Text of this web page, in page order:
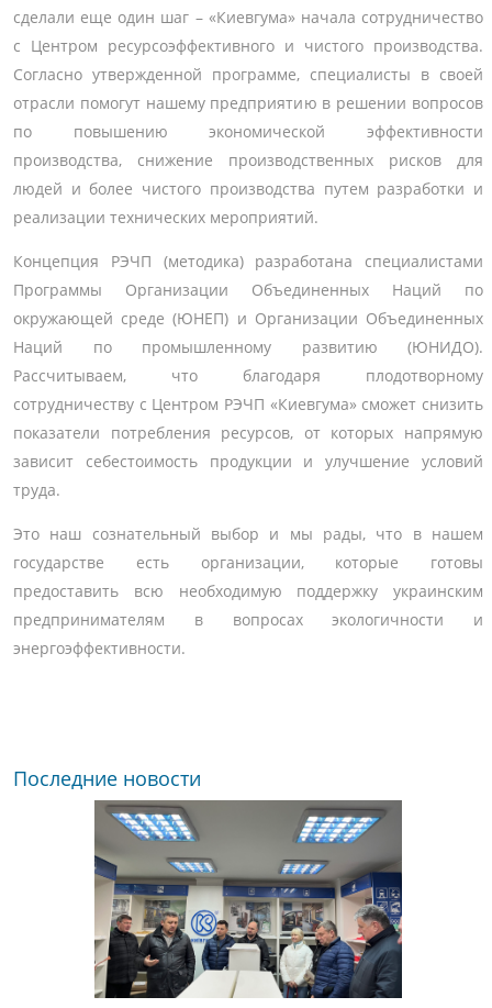
сделали еще один шаг – «Киевгума» начала сотрудничество
с Центром ресурсоэффективного и чистого производства.
Согласно утвержденной программе, специалисты в своей
отрасли помогут нашему предприятию в решении вопросов
по повышению экономической эффективности
производства, снижение производственных рисков для
людей и более чистого производства путем разработки и
реализации технических мероприятий.
Концепция РЭЧП (методика) разработана специалистами
Программы Организации Объединенных Наций по
окружающей среде (ЮНЕП) и Организации Объединенных
Наций по промышленному развитию (ЮНИДО).
Рассчитываем, что благодаря плодотворному
сотрудничеству с Центром РЭЧП «Киевгума» сможет снизить
показатели потребления ресурсов, от которых напрямую
зависит себестоимость продукции и улучшение условий
труда.
Это наш сознательный выбор и мы рады, что в нашем
государстве есть организации, которые готовы
предоставить всю необходимую поддержку украинским
предпринимателям в вопросах экологичности и
энергоэффективности.
Последние новости